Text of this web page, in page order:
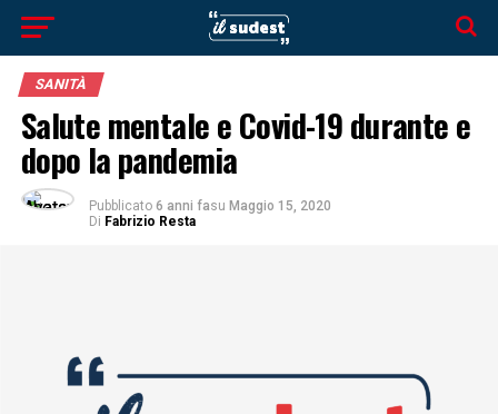
SANITÀ
Salute mentale e Covid-19 durante e
dopo la pandemia
Pubblicato 6 anni fasu Maggio 15, 2020
Di Fabrizio Resta